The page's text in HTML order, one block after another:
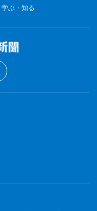
学ぶ・知る